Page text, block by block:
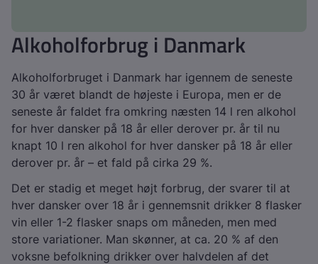
Alkoholforbrug i Danmark
Alkoholforbruget i Danmark har igennem de seneste
30 år været blandt de højeste i Europa, men er de
seneste år faldet fra omkring næsten 14 l ren alkohol
for hver dansker på 18 år eller derover pr. år til nu
knapt 10 l ren alkohol for hver dansker på 18 år eller
derover pr. år – et fald på cirka 29 %.
Det er stadig et meget højt forbrug, der svarer til at
hver dansker over 18 år i gennemsnit drikker 8 flasker
vin eller 1-2 flasker snaps om måneden, men med
store variationer. Man skønner, at ca. 20 % af den
voksne befolkning drikker over halvdelen af det